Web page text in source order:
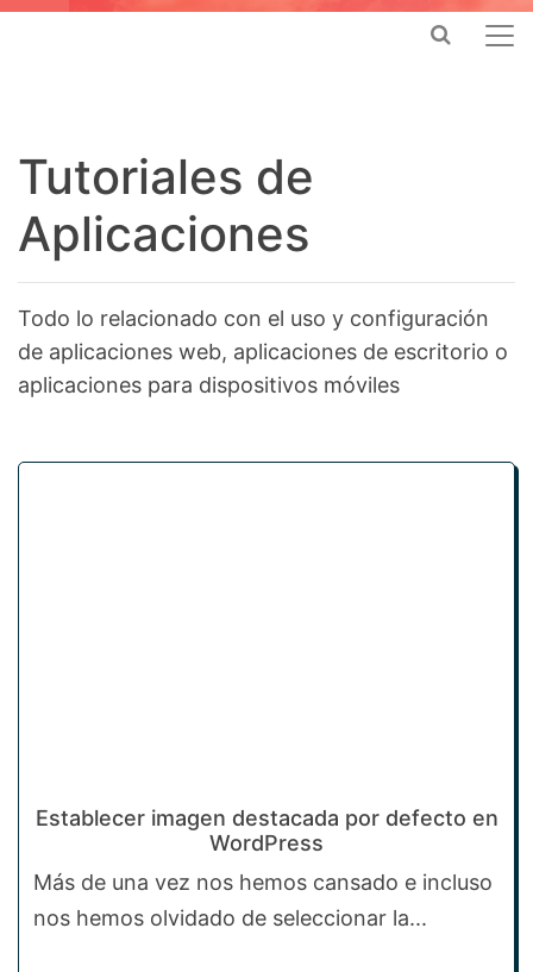
Tutoriales de
Aplicaciones
Todo lo relacionado con el uso y configuración
de aplicaciones web, aplicaciones de escritorio o
aplicaciones para dispositivos móviles
Establecer imagen destacada por defecto en
WordPress
Más de una vez nos hemos cansado e incluso
nos hemos olvidado de seleccionar la...